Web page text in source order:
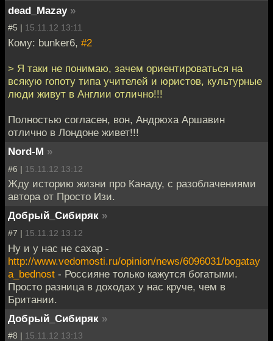
dead_Mazay »
#5 | 15.11.12 13:11
Кому: bunker6, #2
> Я таки не понимаю, зачем ориентироваться на
всякую гопоту типа учителей и юристов, культурные
люди живут в Англии отлично!!!
Полностью согласен, вон, Андрюха Аршавин
отлично в Лондоне живет!!!
Nord-M »
#6 | 15.11.12 13:12
Жду историю жизни про Канаду, с разоблачениями
автора от Просто Изи.
Добрый_Сибиряк »
#7 | 15.11.12 13:12
Ну и у нас не сахар -
http://www.vedomosti.ru/opinion/news/6096031/bogatay
a_bednost - Россияне только кажутся богатыми.
Просто разница в доходах у нас круче, чем в
Британии.
Добрый_Сибиряк »
#8 | 15.11.12 13:13